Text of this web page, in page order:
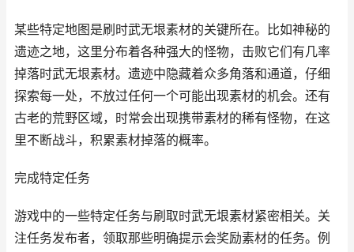
某些特定地图是刷时武无垠素材的关键所在。比如神秘的
遗迹之地，这里分布着各种强大的怪物，击败它们有几率
掉落时武无垠素材。遗迹中隐藏着众多角落和通道，仔细
探索每一处，不放过任何一个可能出现素材的机会。还有
古老的荒野区域，时常会出现携带素材的稀有怪物，在这
里不断战斗，积累素材掉落的概率。
完成特定任务
游戏中的一些特定任务与刷取时武无垠素材紧密相关。关
注任务发布者，领取那些明确提示会奖励素材的任务。例